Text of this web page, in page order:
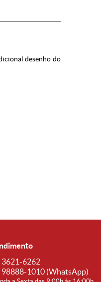
desenho do
3621-6262
98888-1010 (WhatsApp)